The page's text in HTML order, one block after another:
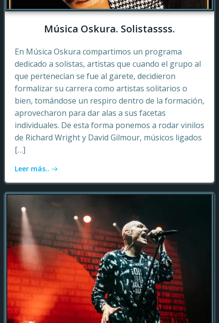
Música Oskura. Solistassss.
En Música Oskura compartimos un programa
dedicado a solistas, artistas que cuando el grupo al
que pertenecían se fue al garete, decidieron
formalizar su carrera como artistas solitarios o
bien, tomándose un respiro dentro de la formación,
aprovecharon para dar alas a sus facetas
individuales. De esta forma ponemos a rodar vinilos
de Richard Wright y David Gilmour, músicos ligados
[…]
Leer más..